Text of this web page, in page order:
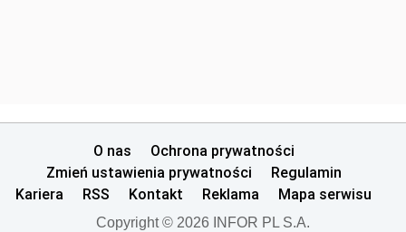
O nas
Ochrona prywatności
Zmień ustawienia prywatności
Regulamin
Kariera
RSS Kontakt Reklama Mapa serwisu
Copyright © 2026 INFOR PL S.A.